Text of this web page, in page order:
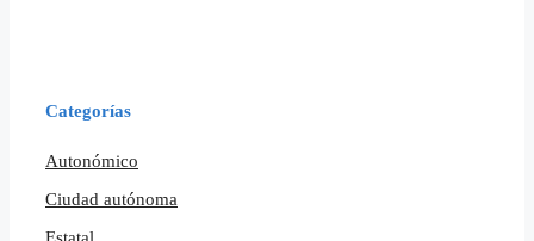
Categorías
Autonómico
Ciudad autónoma